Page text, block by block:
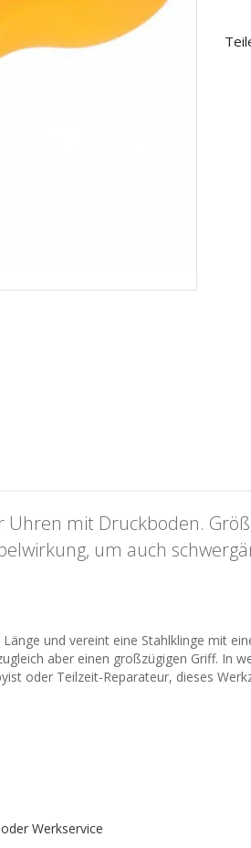
mit Druckboden.
um auch
und vereint eine Stahlklinge mit
aber einen großzügigen Griff. In
oder Teilzeit-Reparateur, dieses
Werkservice